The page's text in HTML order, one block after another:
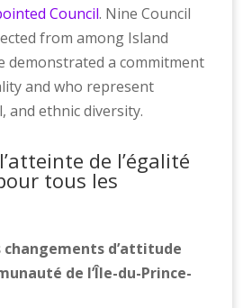
Council. Nine Council
from among Island
demonstrated a commitment
and who represent
and ethnic diversity.
de l’égalité
tous les
changements d’attitude
de l’Île-du-Prince-